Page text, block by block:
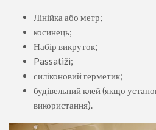
Лінійка або метр;
косинець;
Набір викруток;
Passatiži;
силіконовий герметик;
будівельний клей (якщо
використання).